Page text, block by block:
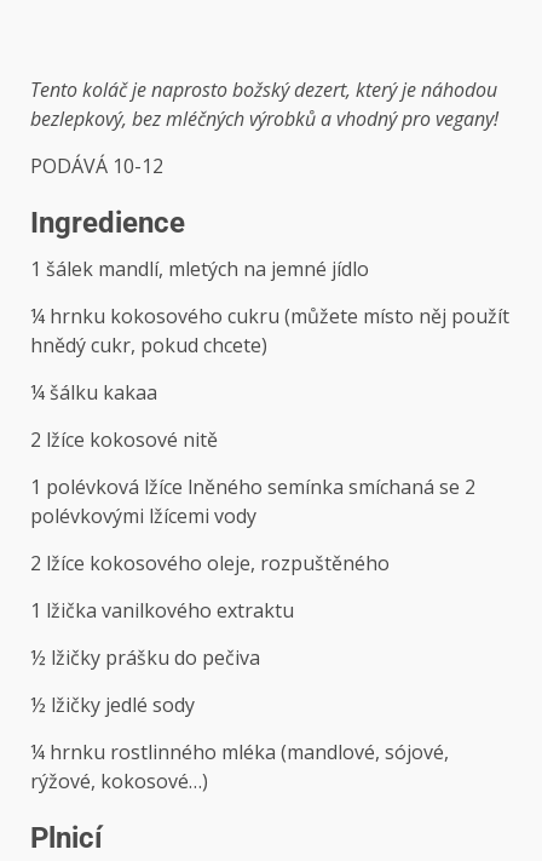
Tento koláč je naprosto božský dezert, který je náhodou
bezlepkový, bez mléčných výrobků a vhodný pro vegany!
PODÁVÁ 10-12
Ingredience
1 šálek mandlí, mletých na jemné jídlo
¼ hrnku kokosového cukru (můžete místo něj použít
hnědý cukr, pokud chcete)
¼ šálku kakaa
2 lžíce kokosové nitě
1 polévková lžíce lněného semínka smíchaná se 2
polévkovými lžícemi vody
2 lžíce kokosového oleje, rozpuštěného
1 lžička vanilkového extraktu
½ lžičky prášku do pečiva
½ lžičky jedlé sody
¼ hrnku rostlinného mléka (mandlové, sójové,
rýžové, kokosové…)
Plnicí